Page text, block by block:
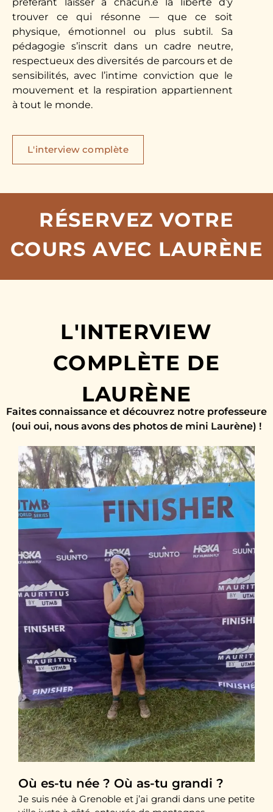
trouver ce qui résonne — que ce soit
physique, émotionnel ou plus subtil. Sa
pédagogie s’inscrit dans un cadre neutre,
respectueux des diversités de parcours et de
sensibilités, avec l’intime conviction que le
mouvement et la respiration appartiennent
à tout le monde.
L'interview complète
RÉSERVEZ VOTRE
COURS AVEC LAURÈNE
L'INTERVIEW
COMPLÈTE DE
LAURÈNE
Faites connaissance et découvrez notre professeure
(oui oui, nous avons des photos de mini Laurène) !
Où es-tu née ? Où as-tu grandi ?
Je suis née à Grenoble et j’ai grandi dans une petite